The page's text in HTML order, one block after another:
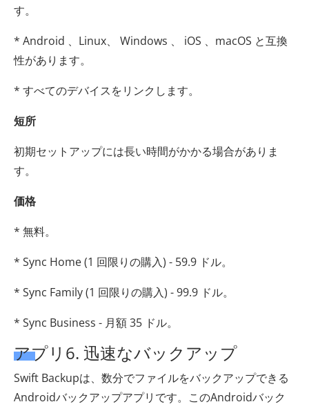
す。
* Android 、Linux、 Windows 、 iOS 、macOS と互換
性があります。
* すべてのデバイスをリンクします。
短所
初期セットアップには長い時間がかかる場合がありま
す。
価格
* 無料。
* Sync Home (1 回限りの購入) - 59.9 ドル。
* Sync Family (1 回限りの購入) - 99.9 ドル。
* Sync Business - 月額 35 ドル。
アプリ6. 迅速なバックアップ
Swift Backupは、数分でファイルをバックアップできる
Androidバックアップアプリです。このAndroidバック